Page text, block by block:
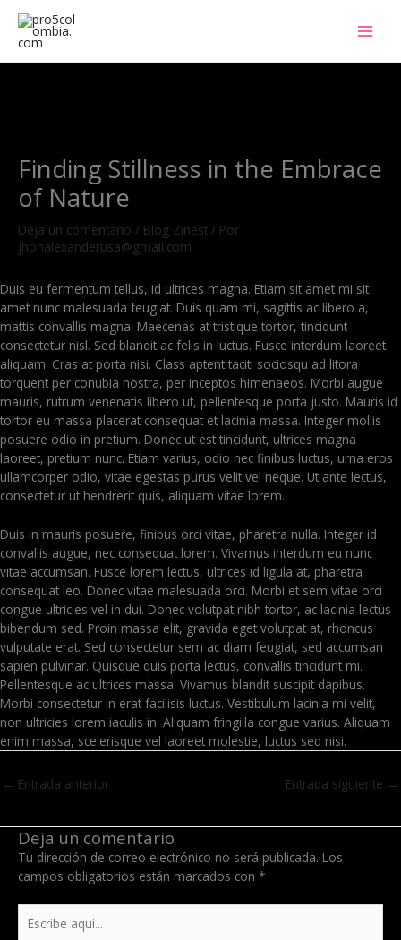
contenido
Finding Stillness in the Embrace
of Nature
Deja un comentario / Blog Zinest / Por
jhonalexanderusa@gmail.com
Duis eu fermentum tellus, id ultrices magna. Etiam sit amet mi sit
amet nunc malesuada feugiat. Duis quam mi, sagittis ac libero a,
mattis convallis magna. Maecenas at tristique tortor, tincidunt
consectetur nisl. Sed blandit ac felis in luctus. Fusce interdum laoreet
aliquam. Cras at porta nisi. Class aptent taciti sociosqu ad litora
torquent per conubia nostra, per inceptos himenaeos. Morbi augue
mauris, rutrum venenatis libero ut, pellentesque porta justo. Mauris id
tortor eu massa placerat consequat et lacinia massa. Integer mollis
posuere odio in pretium. Donec ut est tincidunt, ultrices magna
laoreet, pretium nunc. Etiam varius, odio nec finibus luctus, urna eros
ullamcorper odio, vitae egestas purus velit vel neque. Ut ante lectus,
consectetur ut hendrerit quis, aliquam vitae lorem.
Duis in mauris posuere, finibus orci vitae, pharetra nulla. Integer id
convallis augue, nec consequat lorem. Vivamus interdum eu nunc
vitae accumsan. Fusce lorem lectus, ultrices id ligula at, pharetra
consequat leo. Donec vitae malesuada orci. Morbi et sem vitae orci
congue ultricies vel in dui. Donec volutpat nibh tortor, ac lacinia lectus
bibendum sed. Proin massa elit, gravida eget volutpat at, rhoncus
vulputate erat. Sed consectetur sem ac diam feugiat, sed accumsan
sapien pulvinar. Quisque quis porta lectus, convallis tincidunt mi.
Pellentesque ac ultrices massa. Vivamus blandit suscipit dapibus.
Morbi consectetur in erat facilisis luctus. Vestibulum lacinia mi velit,
non ultricies lorem iaculis in. Aliquam fringilla congue varius. Aliquam
enim massa, scelerisque vel laoreet molestie, luctus sed nisi.
← Entrada anterior Entrada siguiente →
Deja un comentario
Tu dirección de correo electrónico no será publicada. Los
campos obligatorios están marcados con *
aquí...